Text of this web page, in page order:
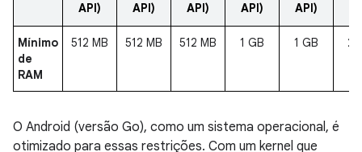
API)
API)
API)
API)
API)
Mínimo
de
RAM
512 MB 512 MB 512 MB 1 GB 1 GB 2
O Android (versão Go), como um sistema operacional, é
otimizado para essas restrições. Com um kernel que